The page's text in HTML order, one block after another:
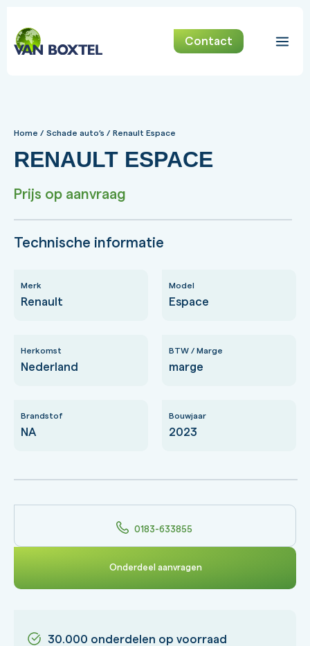
Contact
Home / Schade auto’s / Renault Espace
RENAULT ESPACE
Prijs op aanvraag
Technische informatie
Merk
Renault
Model
Espace
Herkomst
Nederland
BTW / Marge
marge
Brandstof
NA
Bouwjaar
2023
0183-633855
Onderdeel aanvragen
30.000 onderdelen op voorraad